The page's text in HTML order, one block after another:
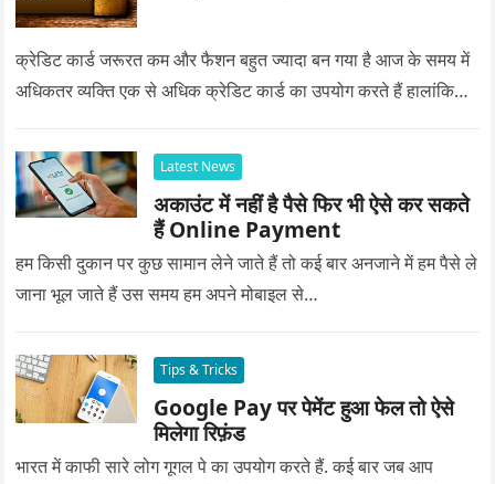
क्रेडिट कार्ड जरूरत कम और फैशन बहुत ज्यादा बन गया है आज के समय में
अधिकतर व्यक्ति एक से अधिक क्रेडिट कार्ड का उपयोग करते हैं हालांकि…
Latest News
अकाउंट में नहीं है पैसे फिर भी ऐसे कर सकते
हैं Online Payment
हम किसी दुकान पर कुछ सामान लेने जाते हैं तो कई बार अनजाने में हम पैसे ले
जाना भूल जाते हैं उस समय हम अपने मोबाइल से…
Tips & Tricks
Google Pay पर पेमेंट हुआ फेल तो ऐसे
मिलेगा रिफ़ंड
भारत में काफी सारे लोग गूगल पे का उपयोग करते हैं. कई बार जब आप